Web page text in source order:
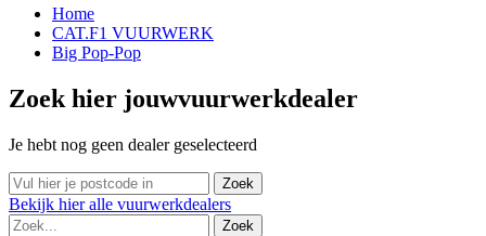
Home
CAT.F1 VUURWERK
Big Pop-Pop
Zoek hier jouwvuurwerkdealer
Je hebt nog geen dealer geselecteerd
Bekijk hieralle vuurwerkdealers